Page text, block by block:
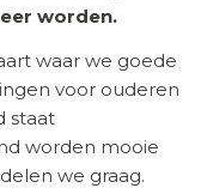
worden.
waar we goede
voor ouderen
staat
worden mooie
we graag.